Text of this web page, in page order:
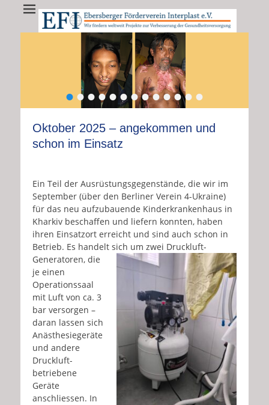
EFI - Ebersberger
Förderverein
Interplast e.V.
EFI e.V. fördert weltweit Projekte zur Verbesserung der
Gesundheitsversorgung
•••••••••••••
Oktober 2025 – angekommen und
schon im Einsatz
Ein Teil der Ausrüstungsgegenstände, die wir im
September (über den Berliner Verein 4-Ukraine)
für das neu aufzubauende Kinderkrankenhaus in
Kharkiv beschaffen und liefern konnten, haben
ihren Einsatzort erreicht und sind auch schon in
Betrieb. Es handelt sich um zwei Druckluft-
Generatoren, die
je einen
Operationssaal
mit Luft von ca. 3
bar versorgen –
daran lassen sich
Anästhesiegeräte
und andere
Druckluft-
betriebene
Geräte
anschliessen. In